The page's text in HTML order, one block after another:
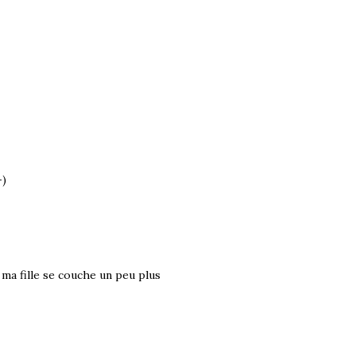
)
fille se couche un peu plus